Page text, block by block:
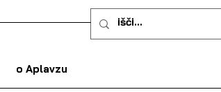
o Aplavzu